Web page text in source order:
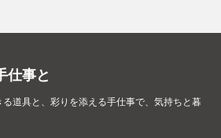
仕事と
道具と、彩りを添える手仕事で、 気持ちと暮